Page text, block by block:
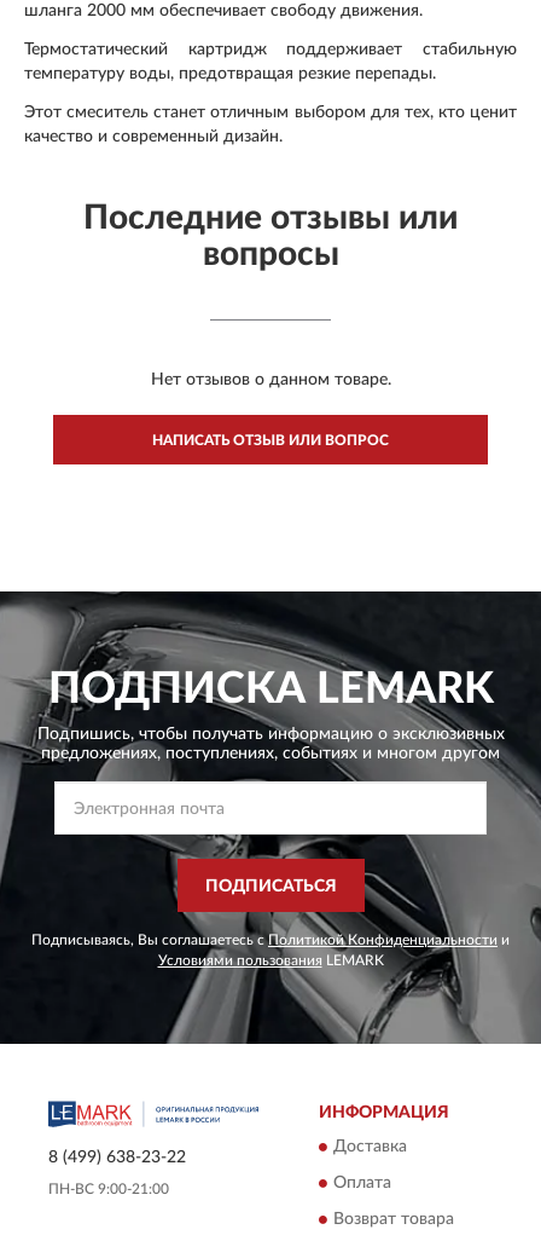
шланга 2000 мм обеспечивает свободу движения.
Термостатический картридж поддерживает стабильную
температуру воды, предотвращая резкие перепады.
Этот смеситель станет отличным выбором для тех, кто ценит
качество и современный дизайн.
Последние отзывы или
вопросы
Нет отзывов о данном товаре.
НАПИСАТЬ ОТЗЫВ ИЛИ ВОПРОС
ПОДПИСКАLEMARK
Подпишись, чтобы получать информацию о эксклюзивных
предложениях,поступлениях, событиях и многом другом
ПОДПИСАТЬСЯ
Подписываясь, Вы соглашаетесь сПолитикой Конфиденциальности и
Условиями пользования LEMARK
8 (499) 638-23-22
ПН-ВС 9:00-21:00
ИНФОРМАЦИЯ
Доставка
Оплата
Возврат товара